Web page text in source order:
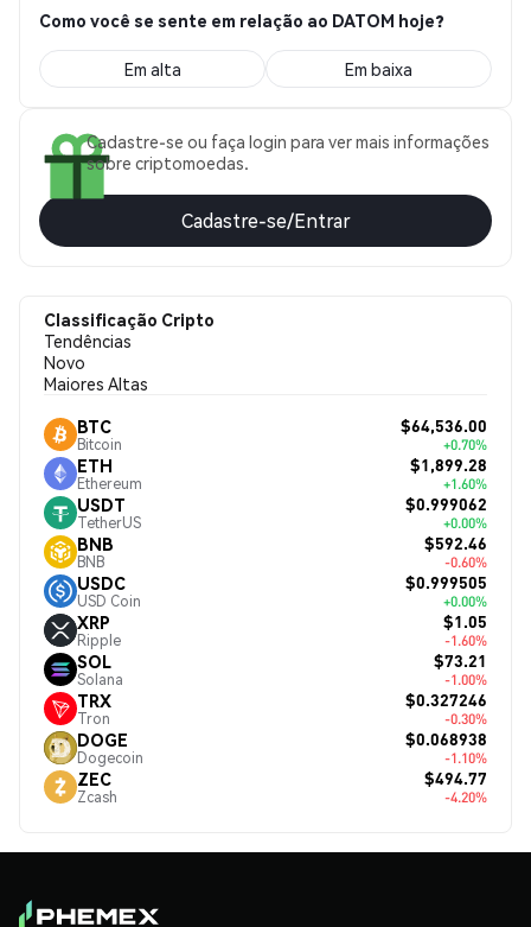
Como você se sente em relação ao DATOM hoje?
Em alta Em baixa
Cadastre-se ou faça login para ver mais informações
sobre criptomoedas.
Cadastre-se/Entrar
Classificação Cripto
Tendências
Novo
Maiores Altas
BTC
Bitcoin
$64,536.00
+0.70%
ETH
Ethereum
$1,899.28
+1.60%
USDT
TetherUS
$0.999062
+0.00%
BNB
BNB
$592.46
-0.60%
USDC
USD Coin
$0.999505
+0.00%
XRP
Ripple
$1.05
-1.60%
SOL
Solana
$73.21
-1.00%
TRX
Tron
$0.327246
-0.30%
DOGE
Dogecoin
$0.068938
-1.10%
ZEC
Zcash
$494.77
-4.20%